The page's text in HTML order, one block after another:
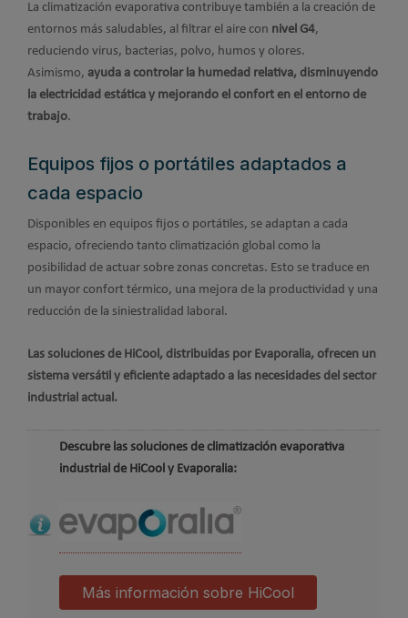
La climatización evaporativa contribuye también a la creación de
entornos más saludables, al filtrar el aire con nivel G4,
reduciendo virus, bacterias, polvo, humos y olores.
Asimismo, ayuda a controlar la humedad relativa, disminuyendo
la electricidad estática y mejorando el confort en el entorno de
trabajo.
Equipos fijos o portátiles adaptados a
cada espacio
Disponibles en equipos fijos o portátiles, se adaptan a cada
espacio, ofreciendo tanto climatización global como la
posibilidad de actuar sobre zonas concretas. Esto se traduce en
un mayor confort térmico, una mejora de la productividad y una
reducción de la siniestralidad laboral.
Las soluciones de HiCool, distribuidas por Evaporalia, ofrecen un
sistema versátil y eficiente adaptado a las necesidades del sector
industrial actual.
Descubre las soluciones de climatización evaporativa
industrial de HiCool y Evaporalia:
Más información sobre HiCool